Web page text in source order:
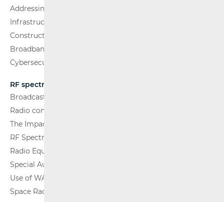
Addressing and numbering space
Infrastructure
Construction Conditions
Broadband Competence Office (BCO)
Cybersecurity
RF spectrum
Broadcasting (TV and FM)
Radio communications and Broadcasting
The Impact of Electromagnetic Fields (EMF)
RF Spectrum Monitoring
Radio Equipment
Special Authorisations
Use of WAS/RLAN Radio Equipment
Space Radio Communications